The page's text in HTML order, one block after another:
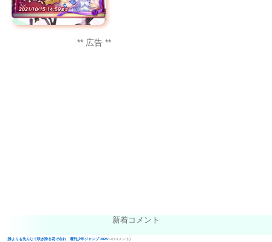
** 広告 **
新着コメント
(誰よりも先んじて咲き誇る花で在れ 週刊少年ジャンプ 2026へのコメント)